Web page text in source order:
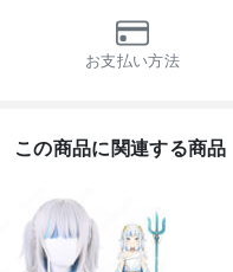
お支払い方法
この商品に関連する商品